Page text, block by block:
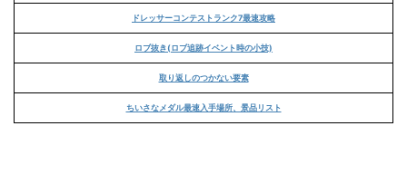
ドレッサーコンテストランク7最速攻略
ロブ抜き(ロブ追跡イベント時の小技)
取り返しのつかない要素
ちいさなメダル最速入手場所、景品リスト